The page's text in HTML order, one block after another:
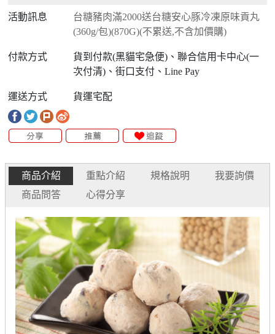
活動訊息
台糖豬肉滿2000送台糖安心豚冷凍原味貢丸
(360g/包)(870G)(不累送,不含加價購)
付款方式
貨到付款(黑貓宅急便)、聯合信用卡中心(一
次付清)、街口支付、Line Pay
運送方式 貨運宅配
商品介紹 重點介紹 規格說明
我要詢價
商品問答
心得分享